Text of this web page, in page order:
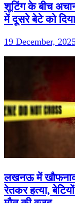
शूटिंग के बीच
में दूसरे बेटे को
19 December,
लखनऊ में खौफनाक
रेतकर हत्या,